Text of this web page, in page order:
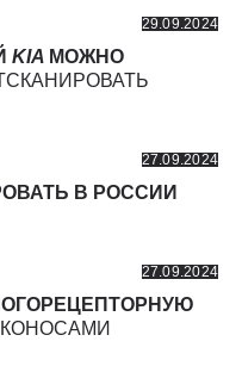
29.09.2024
KIA МОЖНО
27.09.2024
В РОССИИ
27.09.2024